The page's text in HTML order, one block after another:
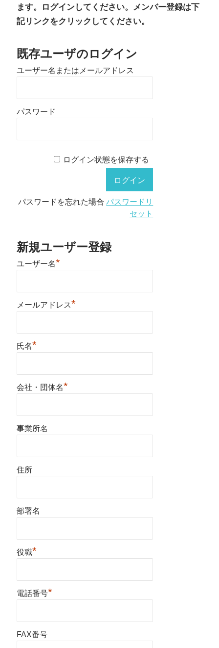
ます。ログインしてください。メンバー登録は下
記リンクをクリックしてください。
既存ユーザのログイン
ユーザー名またはメールアドレス
パスワード
ログイン状態を保存する
パスワードを忘れた場合パスワードリ
セット
新規ユーザー登録
ユーザー名*
メールアドレス*
氏名*
会社・団体名*
事業所名
住所
部署名
役職*
電話番号*
FAX番号